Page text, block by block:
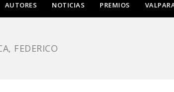
AUTORES NOTICIAS PREMIOS
FEDERICO